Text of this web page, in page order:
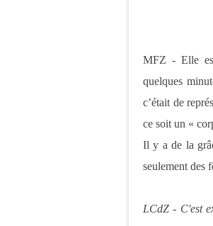
MFZ - Elle
quelques
c’était de
ce soit un «
Il y a de la
seulement des
LCdZ - C'est